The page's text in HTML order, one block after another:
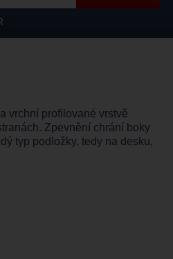
vrchní profilované vrstvě
Zpevnění chrání boky
typ podložky, tedy na desku,